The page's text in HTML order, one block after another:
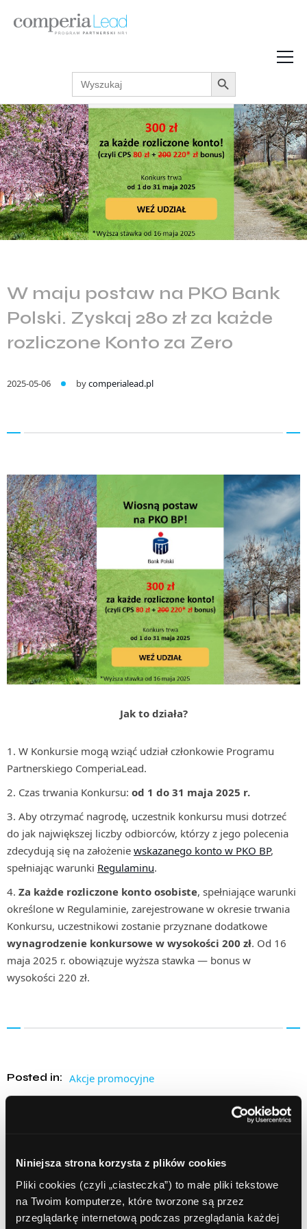
Niniejsza strona korzysta z plików cookies
Pliki cookies (czyli „ciasteczka”) to małe pliki tekstowe
na Twoim komputerze, które tworzone są przez
przeglądarkę internetową podczas przeglądania każdej
Strefa Wiedzy
Podcasty
Zarabiaj w internecie
Akcje promocyjne
Regulaminy
Search
for:
Search Button
W maju postaw na PKO Bank
Polski. Zyskaj 280 zł za każde
rozliczone Konto za Zero
2025-05-06 bycomperialead.pl
Jak to działa?
W Konkursie mogą wziąć udział członkowie Programu
Partnerskiego ComperiaLead.
Czas trwania Konkursu: od 1 do 31 maja 2025 r.
Aby otrzymać nagrodę, uczestnik konkursu musi dotrzeć
do jak największej liczby odbiorców, którzy z jego polecenia
zdecydują się na założenie wskazanego konto w PKO BP,
spełniając warunki Regulaminu.
Za każde rozliczone konto osobiste, spełniające warunki
określone w Regulaminie, zarejestrowane w okresie trwania
Konkursu, uczestnikowi zostanie przyznane dodatkowe
wynagrodzenie konkursowe w wysokości 200 zł. Od 16
maja 2025 r. obowiązuje wyższa stawka — bonus w
wysokości 220 zł.
Posted in: Akcje promocyjne
ComperiaLead konkurs
nagrody pieniężne
program partnerski
Udostępnij: